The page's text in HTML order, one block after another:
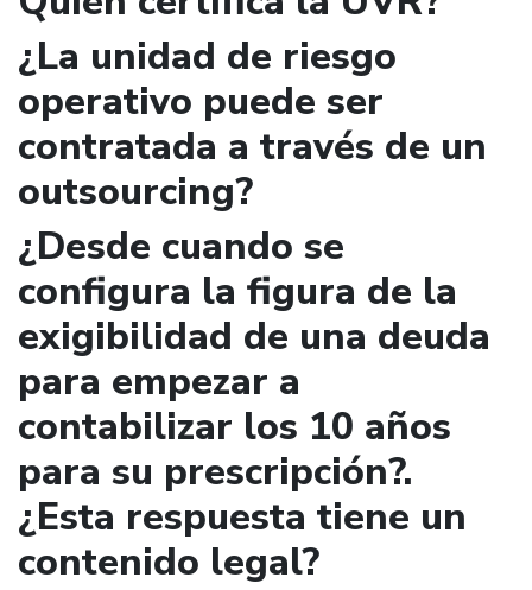
¿La unidad de riesgo
operativo puede ser
contratada a través de un
outsourcing?
¿Desde cuando se
configura la figura de la
exigibilidad de una deuda
para empezar a
contabilizar los 10 años
para su prescripción?.
¿Esta respuesta tiene un
contenido legal?